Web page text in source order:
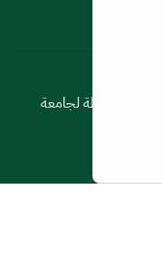
© 2026 جميع الحقوق محفوظة لجامعة